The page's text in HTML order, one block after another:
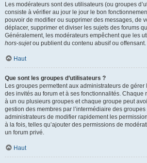
Les modérateurs sont des utilisateurs (ou groupes
consiste à vérifier au jour le jour le bon
pouvoir de modifier ou supprimer des messages, de
déplacer, supprimer et diviser les sujets des forums
Généralement, les modérateurs empêchent que les
hors-sujetou publient du contenu abusif ou offensant.
Haut
Que sont les groupes d’utilisateurs ?
Les groupes permettent aux administrateurs de gérer
des invités au forum et à ses fonctionnalités. Chaque
à un ou plusieurs groupes et chaque groupe peut
gestion des membres par l’intermédiaire des
administrateurs de modifier rapidement les
à la fois, telles qu’ajouter des permissions de
un forum privé.
Haut